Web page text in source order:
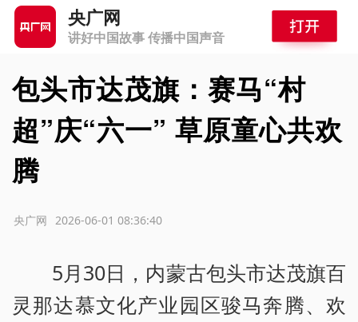
央广网
讲好中国故事 传播中国声音
包头市达茂旗：赛马“村
超”庆“六一” 草原童心共欢
腾
2026-06-01 08:36:40
央广网
5月30日，内蒙古包头市达茂旗百
灵那达慕文化产业园区骏马奔腾、欢